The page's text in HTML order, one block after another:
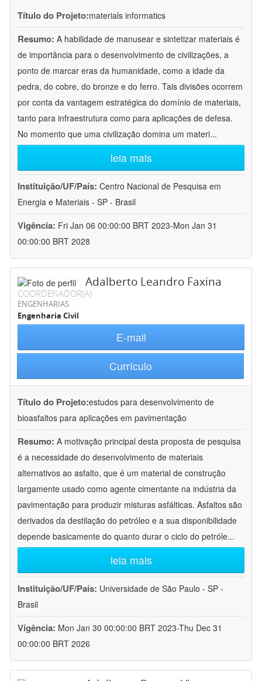
Título do Projeto:materials informatics
Resumo: A habilidade de manusear e sintetizar materiais é
de importância para o desenvolvimento de civilizações, a
ponto de marcar eras da humanidade, como a idade da
pedra, do cobre, do bronze e do ferro. Tais divisões ocorrem
por conta da vantagem estratégica do domínio de materiais,
tanto para infraestrutura como para aplicações de defesa.
No momento que uma civilização domina um materi...
leia mais
Instituição/UF/País: Centro Nacional de Pesquisa em
Energia e Materiais - SP - Brasil
Vigência: Fri Jan 06 00:00:00 BRT 2023-Mon Jan 31
00:00:00 BRT 2028
Adalberto Leandro Faxina
COORDENADOR(A)
ENGENHARIAS
Engenharia Civil
E-mail
Currículo
Título do Projeto:estudos para desenvolvimento de
bioasfaltos para aplicações em pavimentação
Resumo: A motivação principal desta proposta de pesquisa
é a necessidade do desenvolvimento de materiais
alternativos ao asfalto, que é um material de construção
largamente usado como agente cimentante na indústria da
pavimentação para produzir misturas asfálticas. Asfaltos são
derivados da destilação do petróleo e a sua disponibilidade
depende basicamente do quanto durar o ciclo do petróle...
leia mais
Instituição/UF/País: Universidade de São Paulo - SP -
Brasil
Vigência: Mon Jan 30 00:00:00 BRT 2023-Thu Dec 31
00:00:00 BRT 2026